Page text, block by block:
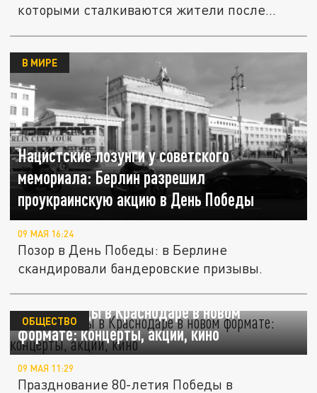
которыми сталкиваются жители после...
Нацистские лозунги у советского
мемориала: Берлин разрешил
проукраинскую акцию в День Победы
В МИРЕ
09 МАЯ 16:24
Позор в День Победы: в Берлине
скандировали бандеровские призывы.
День Победы в Краснодаре в новом
формате: концерты, акции, кино
ОБЩЕСТВО
09 МАЯ 11:29
Празднование 80-летия Победы в